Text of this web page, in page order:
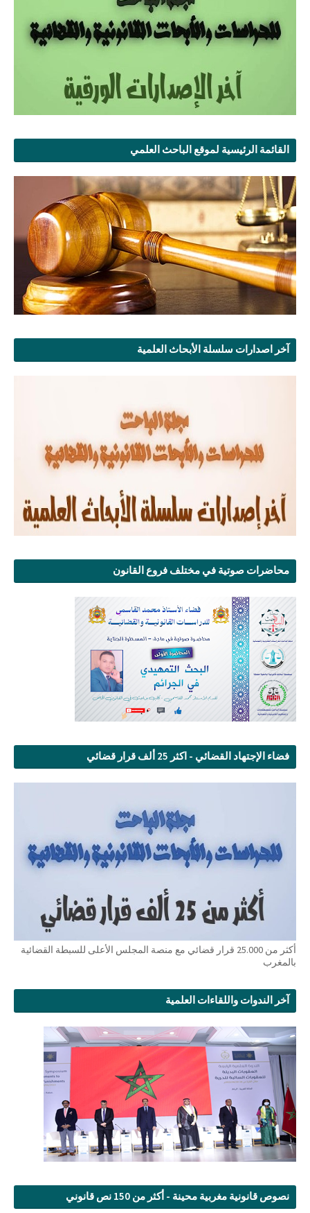
القائمة الرئيسية لموقع الباحث العلمي
آخر اصدارات سلسلة الأبحاث العلمية
محاضرات صوتية في مختلف فروع القانون
فضاء الإجتهاد القضائي - اكثر 25 ألف قرار قضائي
أكثر من 25.000 قرار قضائي مع منصة المجلس الأعلى للسبطة القضائية
بالمغرب
آخر الندوات واللقاءات العلمية
نصوص قانونية مغربية محينة - أكثر من 150 نص قانوني